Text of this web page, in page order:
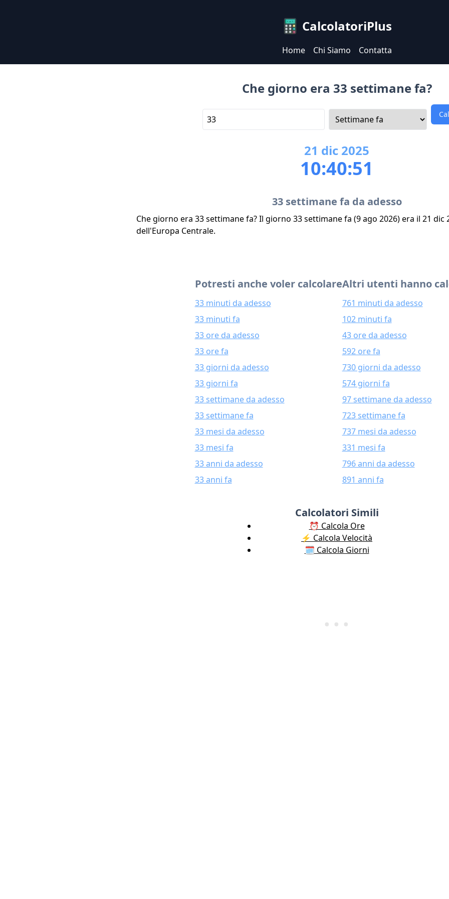
CalcolatoriPlus
Home Chi Siamo Contatta
Che giorno era 33 settimane fa?
21 dic 2025
10:40:51
33 settimane fa da adesso
Che giorno era 33 settimane fa? Il giorno 33 settimane fa (9 ago 2026) era il 21 dic
dell'Europa Centrale.
Potresti anche voler calcolare
33 minuti da adesso
33 minuti fa
33 ore da adesso
33 ore fa
33 giorni da adesso
33 giorni fa
33 settimane da adesso
33 settimane fa
33 mesi da adesso
33 mesi fa
33 anni da adesso
33 anni fa
Altri utenti hanno
761 minuti da adesso
102 minuti fa
43 ore da adesso
592 ore fa
730 giorni da adesso
574 giorni fa
97 settimane da adesso
723 settimane fa
737 mesi da adesso
331 mesi fa
796 anni da adesso
891 anni fa
Calcolatori Simili
⏰ Calcola Ore
⚡️ Calcola Velocità
🗓️ Calcola Giorni